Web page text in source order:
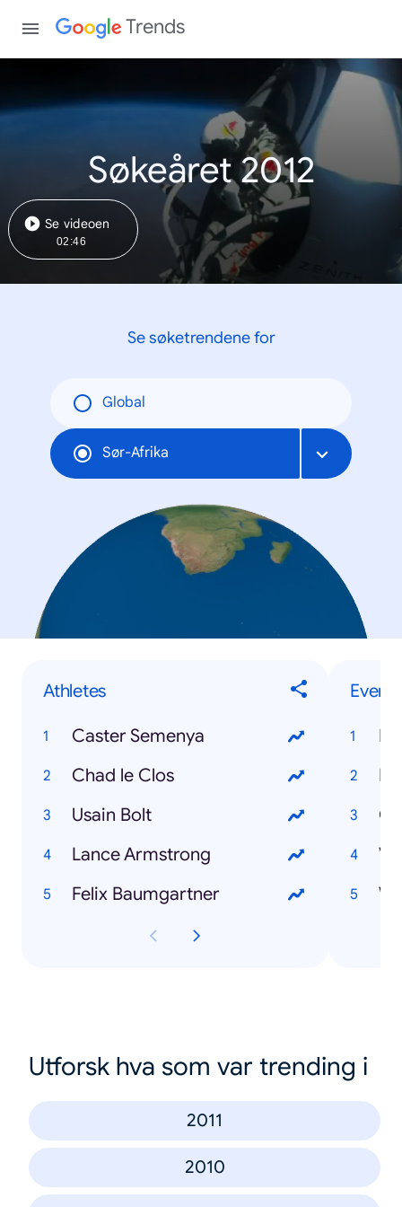
Trends
Søkeåret 2012
Se videoen
02:46
Se søketrendene for
Global
Sør-Afrika
Athletes
Caster Semenya
Chad le Clos
Usain Bolt
Lance Armstrong
Felix Baumgartner
Events
Utforsk hva som var trending i
2011
2010